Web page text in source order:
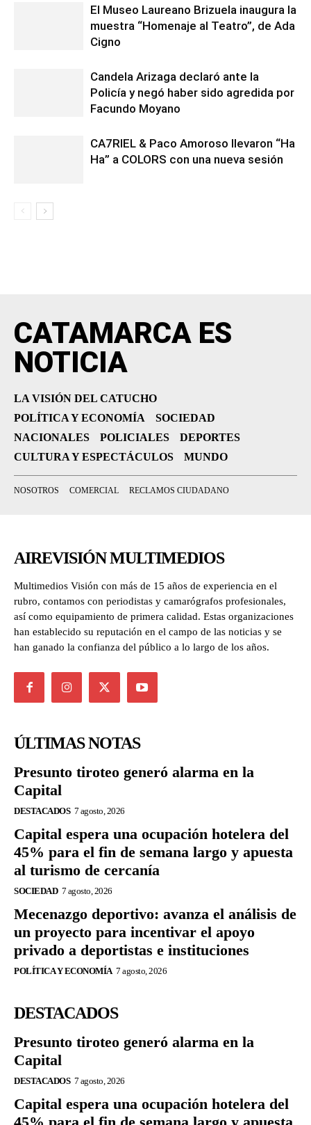
El Museo Laureano Brizuela inaugura la
muestra “Homenaje al Teatro”, de Ada
Cigno
Candela Arizaga declaró ante la
Policía y negó haber sido agredida por
Facundo Moyano
CA7RIEL & Paco Amoroso llevaron “Ha
Ha” a COLORS con una nueva sesión
CATAMARCA ES
NOTICIA
LA VISIÓN DEL CATUCHO
POLÍTICA Y ECONOMÍA
SOCIEDAD
NACIONALES
POLICIALES
DEPORTES
CULTURA Y ESPECTÁCULOS
MUNDO
NOSOTROS COMERCIAL RECLAMOS CIUDADANO
AIREVISIÓN MULTIMEDIOS
Multimedios Visión con más de 15 años de experiencia en el
rubro, contamos con periodistas y camarógrafos profesionales,
así como equipamiento de primera calidad. Estas organizaciones
han establecido su reputación en el campo de las noticias y se
han ganado la confianza del público a lo largo de los años.
ÚLTIMAS NOTAS
Presunto tiroteo generó alarma en la
Capital
DESTACADOS 7 agosto, 2026
Capital espera una ocupación hotelera del
45% para el fin de semana largo y apuesta
al turismo de cercanía
SOCIEDAD 7 agosto, 2026
Mecenazgo deportivo: avanza el análisis de
un proyecto para incentivar el apoyo
privado a deportistas e instituciones
POLÍTICA Y ECONOMÍA 7 agosto, 2026
DESTACADOS
Presunto tiroteo generó alarma en la
Capital
DESTACADOS 7 agosto, 2026
Capital espera una ocupación hotelera del